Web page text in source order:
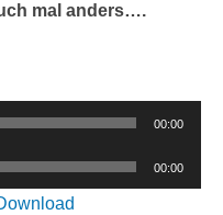
mal anders….
00:00
00:00